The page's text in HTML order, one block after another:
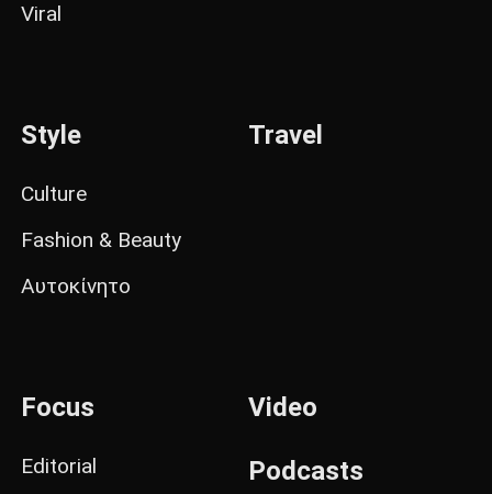
Viral
Style
Culture
Fashion & Beauty
Αυτοκίνητο
Travel
Focus
Editorial
Video
Podcasts